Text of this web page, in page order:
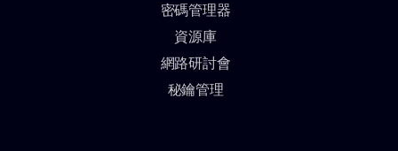
密碼管理器
資源庫
網路研討會
秘鑰管理